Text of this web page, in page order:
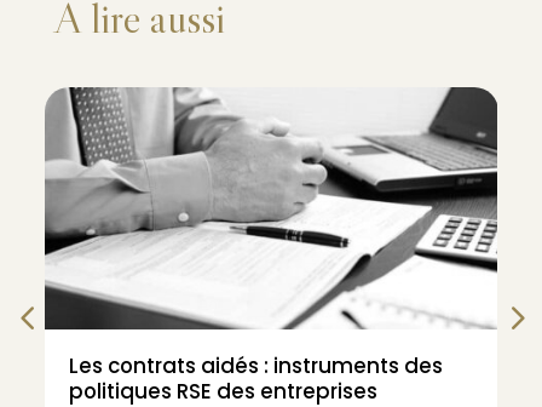
À lire aussi
Les contrats aidés : instruments des
politiques RSE des entreprises